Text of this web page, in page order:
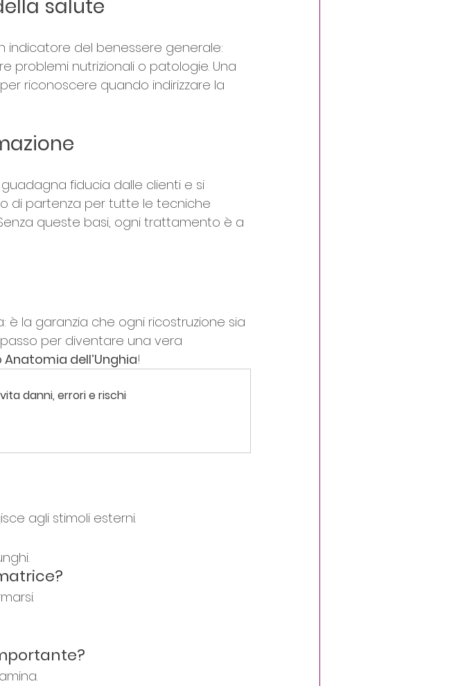
salute
indicatore del benessere generale:
problemi nutrizionali o patologie. Una
riconoscere quando indirizzare la
fiducia dalle clienti e si
di partenza per tutte le tecniche
queste basi, ogni trattamento è a
è la garanzia che ogni ricostruzione sia
per diventare una vera
Anatomia dell’Unghia!
danni, errori e rischi
agli stimoli esterni.